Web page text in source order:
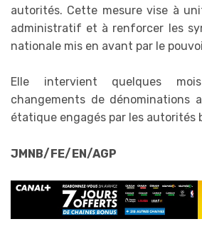
autorités. Cette mesure vise à
administratif et à renforcer les
nationale mis en avant par le
Elle intervient quelques
changements de dénominations
étatique engagés par les autorités
JMNB/FE/EN/AGP